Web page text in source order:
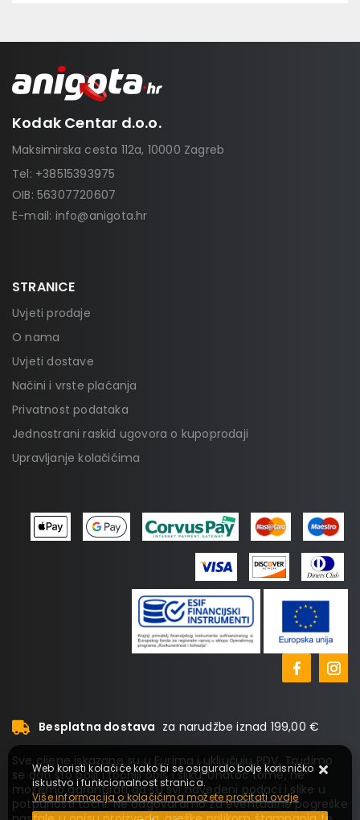
Kodak Centar d.o.o.
Maksimirska cesta 112a, 10000 Zagreb
Tel: +38515393975
OIB: 56307720607
E-mail: info@anigota.hr
STRANICE
Uvjeti prodaje
O nama
Uvjeti dostave
Načini i vrste plaćanja
Privatnost podataka
Jednostrani raskid ugovora o kupoprodaji
Upravljanje kolačićima
Besplatna dostava za narudžbe iznad 199,00 €
Sve cijene iskazane su u Eurima i uključuju PDV. Trudimo
se dati što bolji i točniji opis i sliku. Unatoč tome, ne
možemo garantirati da su svi navedeni podaci i slike u
potpunosti točni. Ne odgovaramo za eventualne pogreške
Web koristi kolačiće kako bi se osiguralo bolje korisničko
iskustvo i funkcionalnost stranica.
Više informacija o kolačićima možete pročitati ovdje